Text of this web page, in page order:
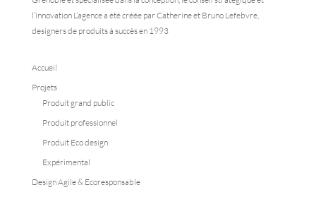
l’innovation L’agence a été créée par Catherine et Bruno Lefebvre,
designers de produits à succès en 1993
Accueil
Projets
Produit grand public
Produit professionnel
Produit Eco design
Expérimental
Design Agile & Ecoresponsable